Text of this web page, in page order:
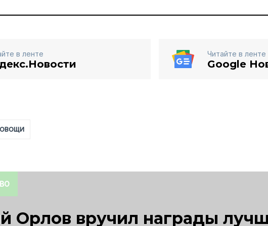
в ленте Читайте в ленте
Google
ОВОЩИ
Орлов вручил награды